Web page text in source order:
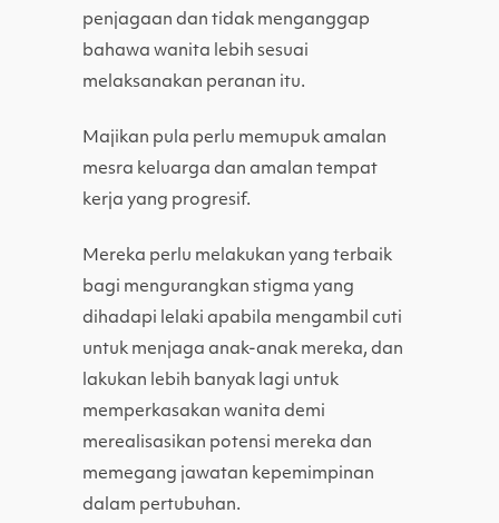
penjagaan dan tidak menganggap
bahawa wanita lebih sesuai
melaksanakan peranan itu.
Majikan pula perlu memupuk amalan
mesra keluarga dan amalan tempat
kerja yang progresif.
Mereka perlu melakukan yang terbaik
bagi mengurangkan stigma yang
dihadapi lelaki apabila mengambil cuti
untuk menjaga anak-anak mereka, dan
lakukan lebih banyak lagi untuk
memperkasakan wanita demi
merealisasikan potensi mereka dan
memegang jawatan kepemimpinan
dalam pertubuhan.